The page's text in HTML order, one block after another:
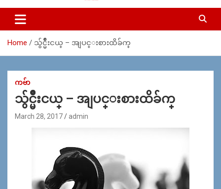
MoeMaKa Burmese News &
Media
ယ္ေရး – အမွတ္ ၂၅၄၊ ပထပ္၊ လမ္း ၄၀၊ ေက်ာက္တံတား၊ ရန္ကုန္။
(ဖုုံး – ၀၉ ၂၅၂ ၂၄၉ ၀၉၄ ၊ ၀၉ ၄၂၁ ၇၄၃ ၇၅၃ ၊ ၀၉ ၅၀၄ ၁၀ ၅၈) ျ
ဇာေစ်းသစ္ ။ ၀၉ ၇၈၆၈၃၇ ၃၀၅ / ၀၉ ၉၆၃၆၉၉၈၃၄
Home သွ်င္မ်ဳိးငယ္ – အျပင္းစားထိခ်က္
ကဗ်ာ
သွ်င္မ်ဳိးငယ္ – အျပင္းစားထိခ်က္
March 28, 2017 admin